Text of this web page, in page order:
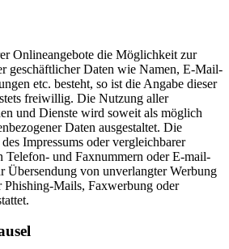
Onlineangebote die Möglichkeit zur
geschäftlicher Daten wie Namen, E-Mail-
etc. besteht, so ist die Angabe dieser
freiwillig. Die Nutzung aller
und Dienste wird soweit als möglich
Daten ausgestaltet. Die
Impressums oder vergleichbarer
Telefon- und Faxnummern oder E-mail-
Übersendung von unverlangter Werbung
Phishing-Mails, Faxwerbung oder